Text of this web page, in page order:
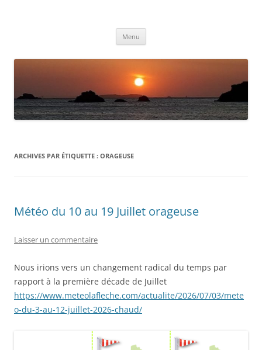
Menu
ARCHIVES PAR ÉTIQUETTE : ORAGEUSE
Météo du 10 au 19 Juillet orageuse
Laisser un commentaire
Nous irions vers un changement radical du temps par
rapport à la première décade de Juillet
https://www.meteolafleche.com/actualite/2026/07/03/mete
o-du-3-au-12-juillet-2026-chaud/